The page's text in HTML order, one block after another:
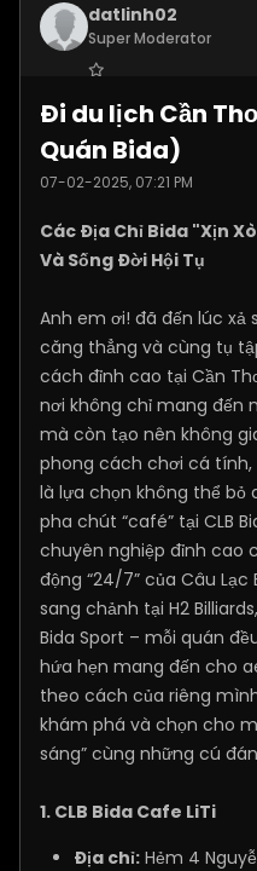
datlinh02
Super Moderator
Posts: 7876
Đi du lịch Cần
Quán Bida)
07-02-2025, 07:21 PM
Các Địa Chỉ Bida "Xịn
Và Sống Đời Hội Tụ
Anh em ơi! đã đến lúc xả
căng thẳng và cùng tụ
cách đỉnh cao tại Cần
nơi không chỉ mang đến
mà còn tạo nên không
phong cách chơi cá
là lựa chọn không thể bỏ
pha chút “café” tại CLB
chuyên nghiệp đỉnh cao
động “24/7” của Câu
sang chảnh tại H2
Bida Sport – mỗi quán
hứa hẹn mang đến cho
theo cách của riêng
khám phá và chọn cho
sáng” cùng những cú
1. CLB Bida Cafe LiTi
Địa chỉ: Hẻm 4